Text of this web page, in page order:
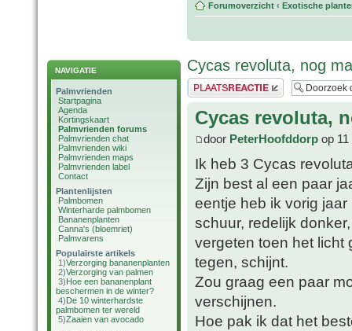
NAVIGATIE
Palmvrienden
Startpagina
Agenda
Kortingskaart
Palmvrienden forums
Palmvrienden chat
Palmvrienden wiki
Palmvrienden maps
Palmvrienden label
Contact
Plantenlijsten
Palmbomen
Winterharde palmbomen
Bananenplanten
Canna's (bloemriet)
Palmvarens
Populairste artikels
1)Verzorging bananenplanten
2)Verzorging van palmen
3)Hoe een bananenplant
beschermen in de winter?
4)De 10 winterhardste
palmbomen ter wereld
5)Zaaien van avocado
Forumoverzicht ‹ Exotische
Cycas revoluta, nog
Plaats een reactie
Cycas revoluta,
door PeterHoofddorp op
Ik heb 3 Cycas
Zijn best al een paar
eentje heb ik vorig
schuur, redelijk
vergeten toen het licht
tegen, schijnt.
Zou graag een paar
verschijnen.
Hoe pak ik dat het